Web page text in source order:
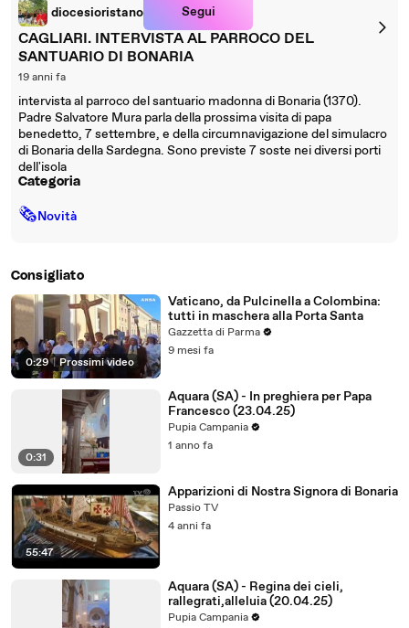
diocesioristano Segui
CAGLIARI. INTERVISTA AL PARROCO DEL
SANTUARIO DI BONARIA
19 anni fa
intervista al parroco del santuario madonna di Bonaria (1370).
Padre Salvatore Mura parla della prossima visita di papa
benedetto, 7 settembre, e della circumnavigazione del simulacro
di Bonaria della Sardegna. Sono previste 7 soste nei diversi porti
dell'isola
Categoria
🗞Novità
Consigliato
0:29 | Prossimi video
Vaticano, da Pulcinella a Colombina:
tutti in maschera alla Porta Santa
Gazzetta di Parma
9 mesi fa
0:31
Aquara (SA) - In preghiera per Papa
Francesco (23.04.25)
Pupia Campania
1 anno fa
55:47
Apparizioni di Nostra Signora di Bonaria
Passio TV
4 anni fa
Aquara (SA) - Regina dei cieli,
rallegrati,alleluia (20.04.25)
Pupia Campania